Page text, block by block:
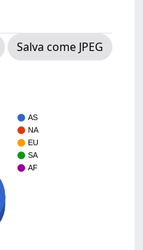
Salva come JPEG
AS
NA
EU
SA
AF